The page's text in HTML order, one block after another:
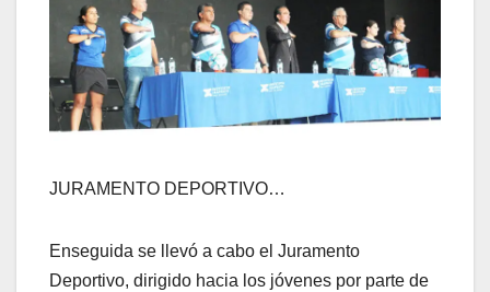
JURAMENTO DEPORTIVO…
Enseguida se llevó a cabo el Juramento
Deportivo, dirigido hacia los jóvenes por parte de